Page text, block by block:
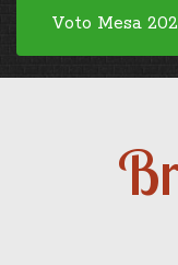
Voto Mesa